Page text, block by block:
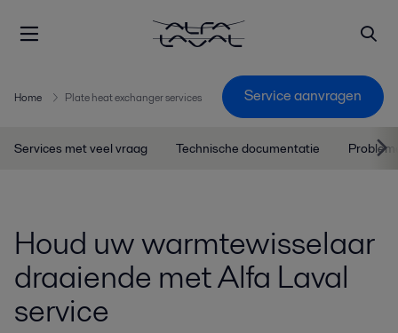
Home Plate heat exchanger services Service aanvragen
Services met veel vraag Technische documentatie
Houd uw warmtewisselaar
draaiende met Alfa Laval
service